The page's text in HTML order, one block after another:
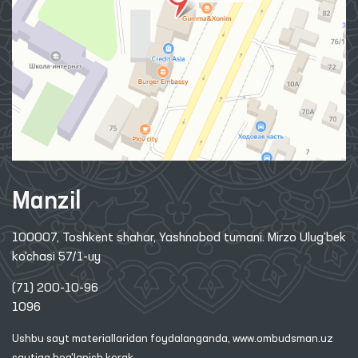
Manzil
100007, Toshkent shahar, Yashnobod tumani. Mirzo Ulug‘bek
ko‘chasi 57/1-uy
(71) 200-10-96
1096
Ushbu sayt materiallaridan foydalanganda, www.ombudsman.uz